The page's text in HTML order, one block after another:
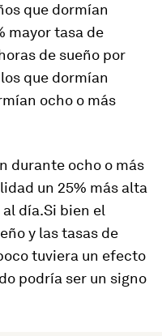
que dormían
mayor tasa de
de sueño por
que dormían
ocho o más
durante ocho o más
un 25% más alta
día.Si bien el
y las tasas de
tuviera un efecto
podría ser un signo